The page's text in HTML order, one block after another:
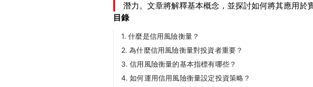
潛力。文章將解釋基本概念，並探討如何將其應用於
目錄
1. 什麼是信用風險衡量？
2. 為什麼信用風險衡量對投資者重要？
3. 信用風險衡量的基本指標有哪些？
4. 如何運用信用風險衡量設定投資策略？